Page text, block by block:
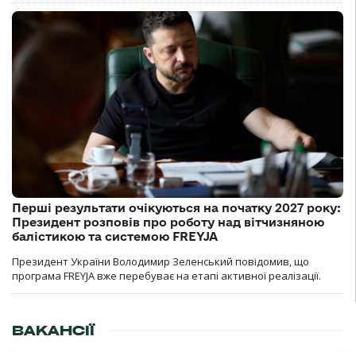
Перші результати очікуються на початку 2027 року:
Президент розповів про роботу над вітчизняною
балістикою та системою FREYJA
Президент України Володимир Зеленський повідомив, що
програма FREYJA вже перебуває на етапі активної реалізації.
ВАКАНСІЇ